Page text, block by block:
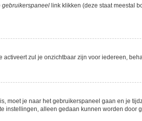
gebruikerspaneel link klikken (deze staat meestal
activeert zul je onzichtbaar zijn voor iedereen,
moet je naar het gebruikerspaneel gaan en je
instellingen, alleen gedaan kunnen worden door